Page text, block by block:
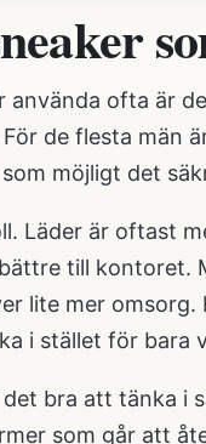
ofta är
de flesta män
möjligt det
Läder är oftast
till kontoret.
lite mer
i stället för bara
bra att tänka i
som går att